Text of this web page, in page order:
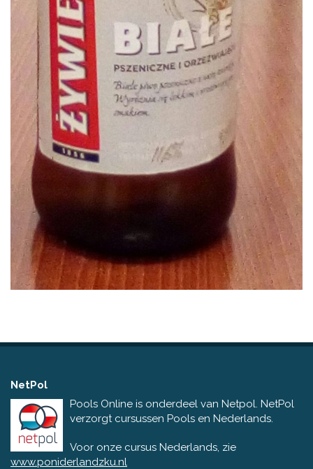
NetPol
Pools Online is onderdeel van Netpol. NetPol
verzorgt cursussen Pools en Nederlands.
Voor onze cursus Nederlands, zie
www.poniderlandzku.nl